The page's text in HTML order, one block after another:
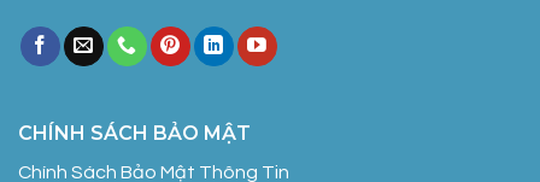
CHÍNH SÁCH BẢO MẬT
Chính Sách Bảo Mật Thông Tin